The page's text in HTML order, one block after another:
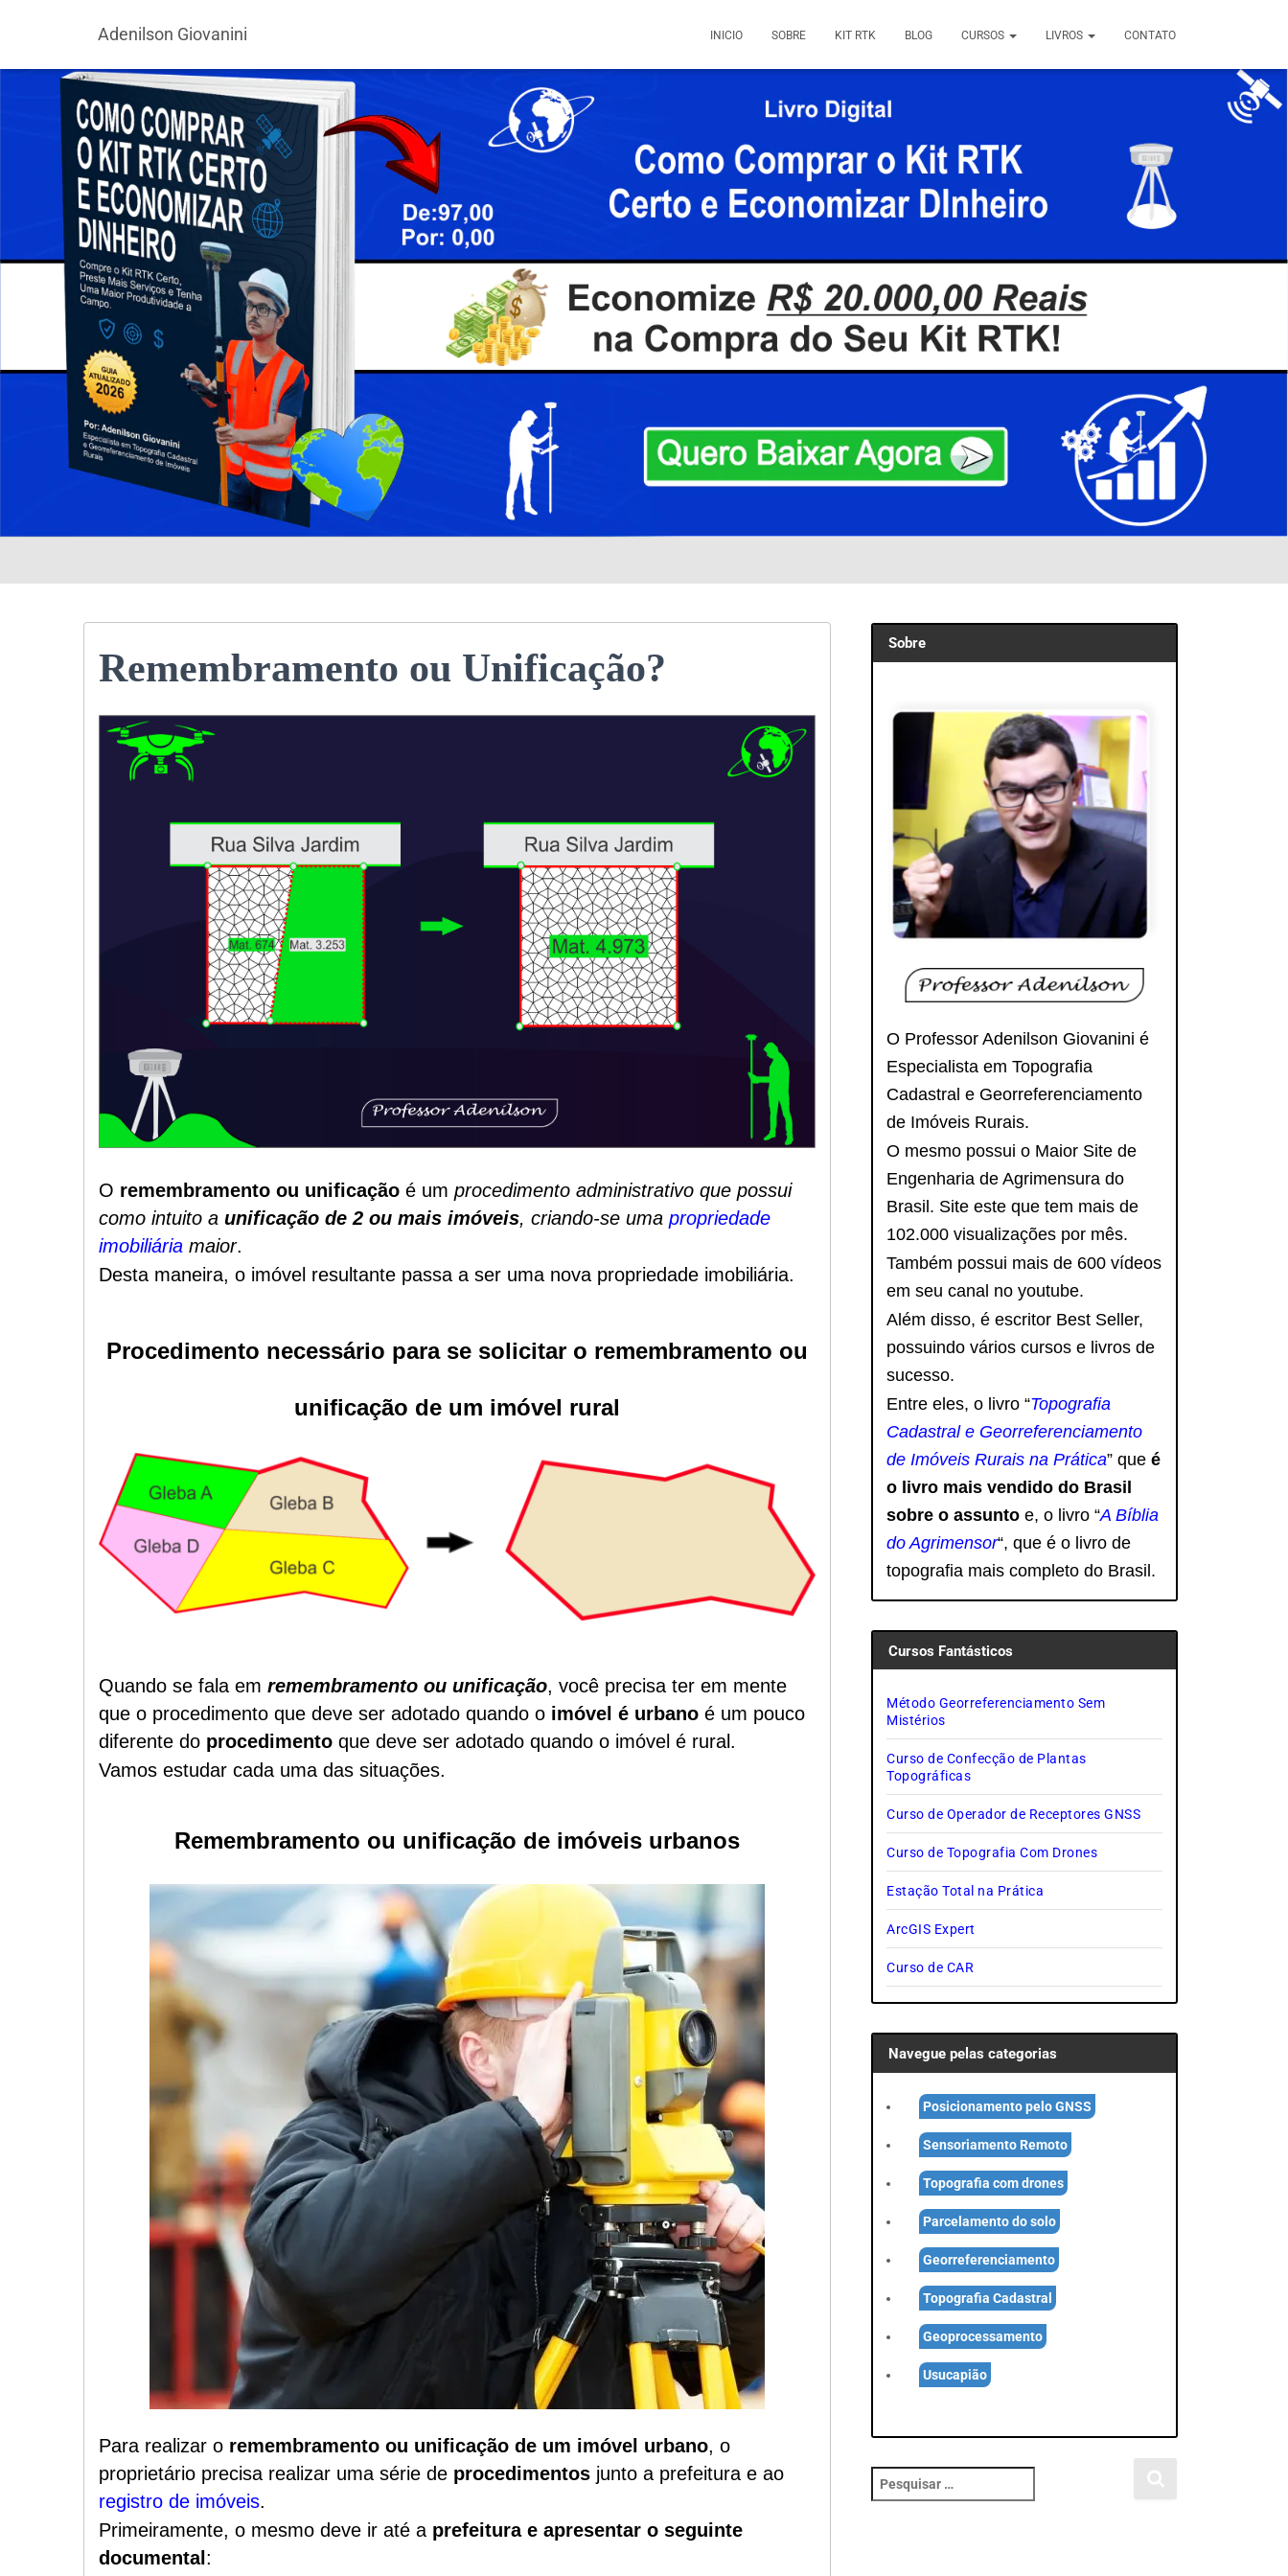
Adenilson Giovanini INICIO SOBRE KIT RTK BLOG CURSOS LIVROS CONTATO
Remembramento ou Unificação?
O remembramento ou unificação é um procedimento administrativo que possui
como intuito a unificação de 2 ou mais imóveis, criando-se uma propriedade
imobiliária maior.
Desta maneira, o imóvel resultante passa a ser uma nova propriedade imobiliária.
Procedimento necessário para se solicitar o remembramento ou
unificação de um imóvel rural
Quando se fala em remembramento ou unificação, você precisa ter em mente
que o procedimento que deve ser adotado quando o imóvel é urbano é um pouco
diferente do procedimento que deve ser adotado quando o imóvel é rural.
Vamos estudar cada uma das situações.
Remembramento ou unificação de imóveis urbanos
Para realizar o remembramento ou unificação de um imóvel urbano, o
proprietário precisa realizar uma série de procedimentos junto a prefeitura e ao
registro de imóveis.
Primeiramente, o mesmo deve ir até a prefeitura e apresentar o seguinte
documental :
Sobre
O Professor Adenilson Giovanini é
Especialista em Topografia
Cadastral e Georreferenciamento
de Imóveis Rurais.
O mesmo possui o Maior Site de
Engenharia de Agrimensura do
Brasil. Site este que tem mais de
102.000 visualizações por mês.
Também possui mais de 600 vídeos
em seu canal no youtube.
Além disso, é escritor Best Seller,
possuindo vários cursos e livros de
sucesso.
Entre eles, o livro “Topografia
Cadastral e Georreferenciamento
de Imóveis Rurais na Prática” queé
o livro mais vendido do Brasil
sobre o assuntoe, o livro “A Bíblia
do Agrimensor“, que é o livro de
topografia mais completo do Brasil.
Cursos Fantásticos
Método Georreferenciamento Sem
Mistérios
Curso de Confecção de Plantas
Topográficas
Curso de Operador de Receptores GNSS
Curso de Topografia Com Drones
Estação Total na Prática
ArcGIS Expert
Curso de CAR
Navegue pelas categorias
Posicionamento pelo GNSS
Sensoriamento Remoto
Topografia com drones
Parcelamento do solo
Georreferenciamento
Topografia Cadastral
Geoprocessamento
Usucapião
e